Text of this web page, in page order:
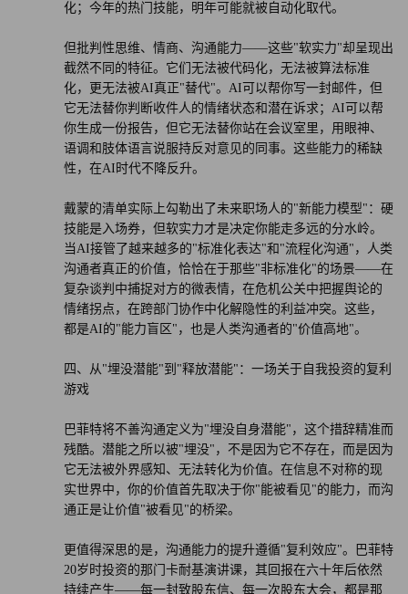
化；今年的热门技能，明年可能就被自动化取代。
但批判性思维、情商、沟通能力——这些"软实力"却呈现出
截然不同的特征。它们无法被代码化，无法被算法标准
化，更无法被AI真正"替代"。AI可以帮你写一封邮件，但
它无法替你判断收件人的情绪状态和潜在诉求；AI可以帮
你生成一份报告，但它无法替你站在会议室里，用眼神、
语调和肢体语言说服持反对意见的同事。这些能力的稀缺
性，在AI时代不降反升。
戴蒙的清单实际上勾勒出了未来职场人的"新能力模型"：硬
技能是入场券，但软实力才是决定你能走多远的分水岭。
当AI接管了越来越多的"标准化表达"和"流程化沟通"，人类
沟通者真正的价值，恰恰在于那些"非标准化"的场景——在
复杂谈判中捕捉对方的微表情，在危机公关中把握舆论的
情绪拐点，在跨部门协作中化解隐性的利益冲突。这些，
都是AI的"能力盲区"，也是人类沟通者的"价值高地"。
四、从"埋没潜能"到"释放潜能"：一场关于自我投资的复利
游戏
巴菲特将不善沟通定义为"埋没自身潜能"，这个措辞精准而
残酷。潜能之所以被"埋没"，不是因为它不存在，而是因为
它无法被外界感知、无法转化为价值。在信息不对称的现
实世界中，你的价值首先取决于你"能被看见"的能力，而沟
通正是让价值"被看见"的桥梁。
更值得深思的是，沟通能力的提升遵循"复利效应"。巴菲特
20岁时投资的那门卡耐基演讲课，其回报在六十年后依然
持续产生——每一封致股东信、每一次股东大会，都是那